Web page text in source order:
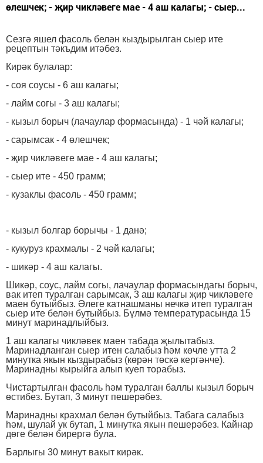
өлешчек; - җир чикләвеге мае - 4 аш калагы; - сыер...
Сезгә яшел фасоль белән кыздырылган сыер ите
рецептын тәкъдим итәбез.
Кирәк булалар:
- соя соусы - 6 аш калагы;
- лайм согы - 3 аш калагы;
- кызыл борыч (лачаулар формасында) - 1 чәй калагы;
- сарымсак - 4 өлешчек;
- җир чикләвеге мае - 4 аш калагы;
- сыер ите - 450 грамм;
- кузаклы фасоль - 450 грамм;
- кызыл болгар борычы - 1 данә;
- кукуруз крахмалы - 2 чәй калагы;
- шикәр - 4 аш калагы.
Шикәр, соус, лайм согы, лачаулар формасындагы борыч,
вак итеп туралган сарымсак, 3 аш калагы җир чикләвеге
маен бутыйбыз. Әлеге катнашманы нечкә итеп туралган
сыер ите белән бутыйбыз. Бүлмә температурасында 15
минут маринадлыйбыз.
1 аш калагы чикләвек маен табада җылытабыз.
Маринадланган сыер итен салабыз һәм көчле утта 2
минутка якын кыздырабыз (көрән төскә кергәнче).
Маринадны кырыйга алып куеп торабыз.
Чистартылган фасоль һәм туралган баллы кызыл борыч
өстибез. Бутап, 3 минут пешерәбез.
Маринадны крахмал белән бутыйбыз. Табага салабыз
һәм, шулай ук бутап, 1 минутка якын пешерәбез. Кайнар
дөге белән бирергә була.
Барлыгы 30 минут вакыт кирәк.